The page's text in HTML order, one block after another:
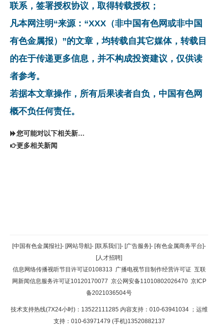
联系，签署授权协议，取得转载授权；
凡本网注明“来源：“XXX（非中国有色网或非中国
有色金属报）”的文章，均转载自其它媒体，转载目
的在于传递更多信息，并不构成投资建议，仅供读
者参考。
若据本文章操作，所有后果读者自负，中国有色网
概不负任何责任。
您可能对以下相关新闻同样感兴趣
更多相关新闻
返回顶部
返回首页
[中国有色金属报社]- [网站导航]- [联系我们]- [广告服务]- [有色金属商务平台]-
[人才招聘]
信息网络传播视听节目许可证0108313 广播电视节目制作经营许可证 互联
网新闻信息服务许可证10120170077 京公网安备11010802026470 京ICP
备2021036504号
技术支持热线(7X24小时)：13522111285 内容支持：010-63941034 ；运维
支持：010-63971479 (手机)13520882137